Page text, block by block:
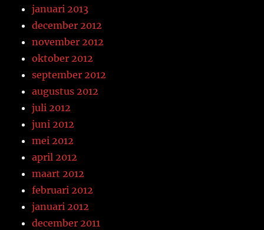
januari 2013
december 2012
november 2012
oktober 2012
september 2012
augustus 2012
juli 2012
juni 2012
mei 2012
april 2012
maart 2012
februari 2012
januari 2012
december 2011